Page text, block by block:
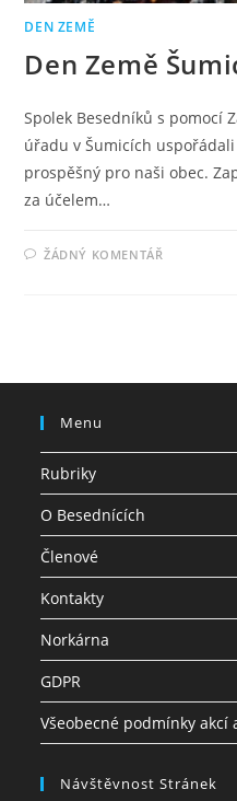
DEN ZEMĚ
Den Země
Spolek Besedníků s pomocí
úřadu v Šumicích
prospěšný pro naši obec.
za účelem…
ŽÁDNÝ KOMENTÁŘ
Menu
Rubriky
O Besednících
Členové
Kontakty
Norkárna
GDPR
Všeobecné podmínky akcí
Návštěvnost Stránek